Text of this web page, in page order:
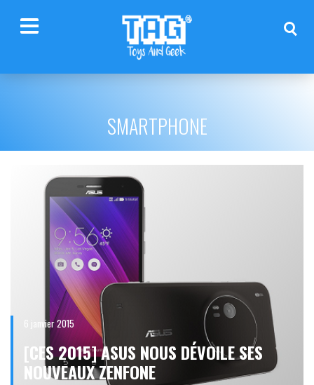
SMARTPHONE
6 janvier 2015
[CES 2015] ASUS NOUS DÉVOILE SES
NOUVEAUX ZENFONE